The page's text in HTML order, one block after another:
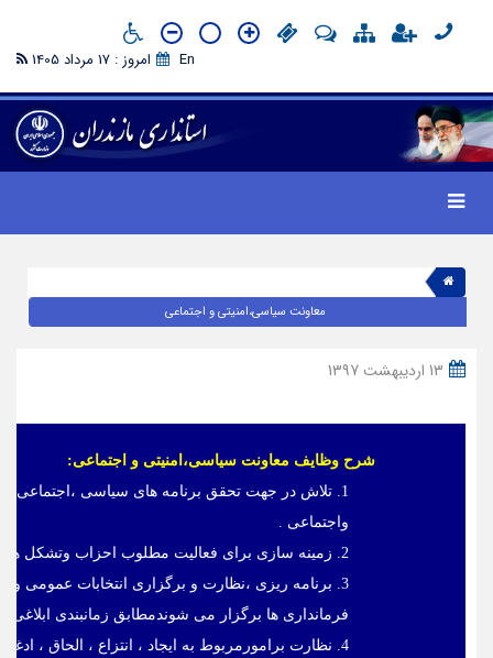
En امروز : 17 مرداد 1405
معاونت سیاسی،امنیتی و اجتماعی
13 اردیبهشت 1397
شرح وظایف معاونت سیاسی،امنیتی و اجتماعی:
1. تلاش در جهت تحقق برنامه های سیاسی ،اجتماعی
واجتماعی .
2. زمینه سازی برای فعالیت مطلوب احزاب وتشکل های سیاسی استان ونظارت برفعالیت آنها .
3. برنامه ریزی ،نظارت و برگزاری انتخابات عمومی و
فرمانداری ها برگزار می شوندمطابق زمانبندی ابلاغی
4. نظارت برامورمربوط به ایجاد ، انتزاع ، الحاق ،